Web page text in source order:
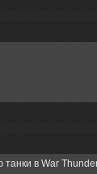
танки в War